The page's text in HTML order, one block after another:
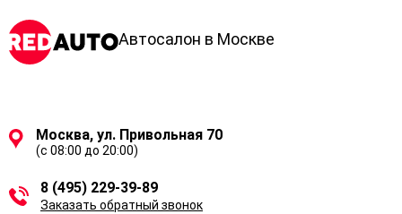
Автосалон в Москве
Москва, ул. Привольная 70
(с 08:00 до 20:00)
8 (495) 229-39-89
Заказать обратный звонок